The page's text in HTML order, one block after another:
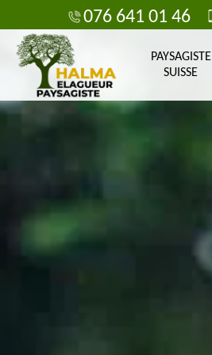
076 641 01 46
PAYSAGISTE
SUISSE